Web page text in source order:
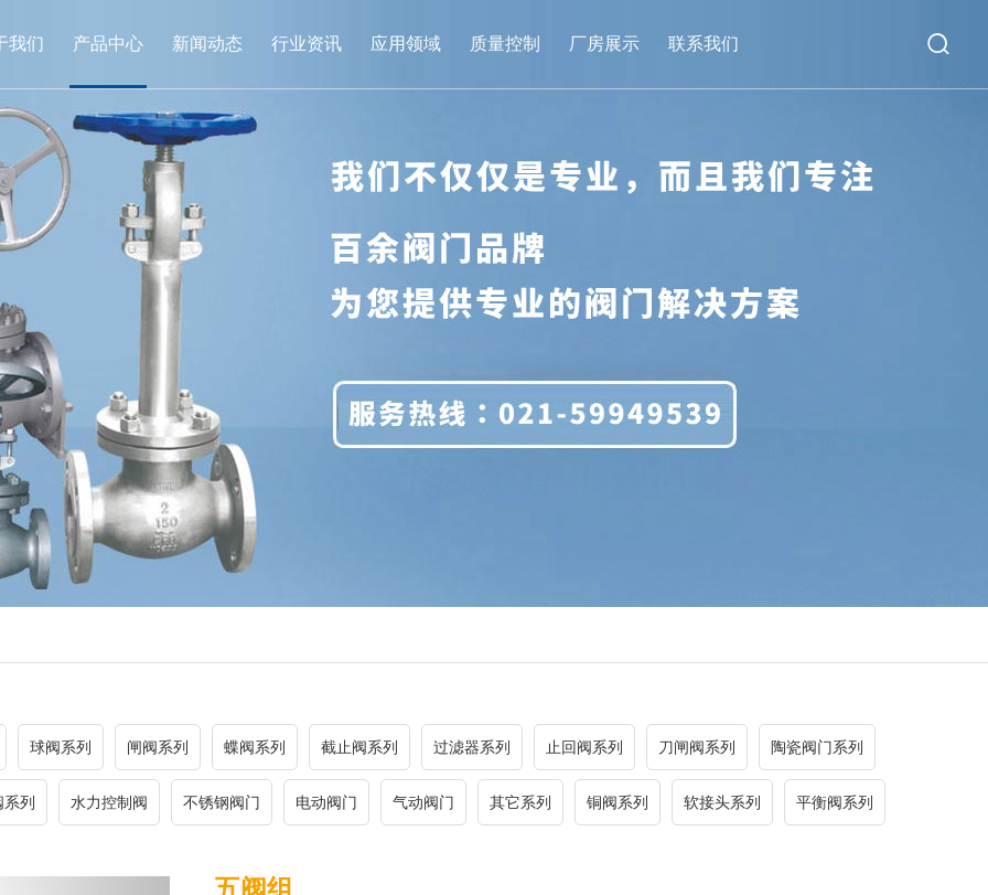
我们 产品中心 新闻动态 行业资讯 应用领域 质量控制 厂房展示 联系我们 
球阀系列 闸阀系列 蝶阀系列 截止阀系列 过滤器系列 止回阀系列 刀闸阀系列 陶瓷阀门系列
列 水力控制阀 不锈钢阀门 电动阀门 气动阀门 其它系列 铜阀系列 软接头系列 平衡阀系列
五阀组